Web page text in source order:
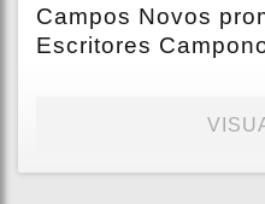
Campos Novos
Escritores